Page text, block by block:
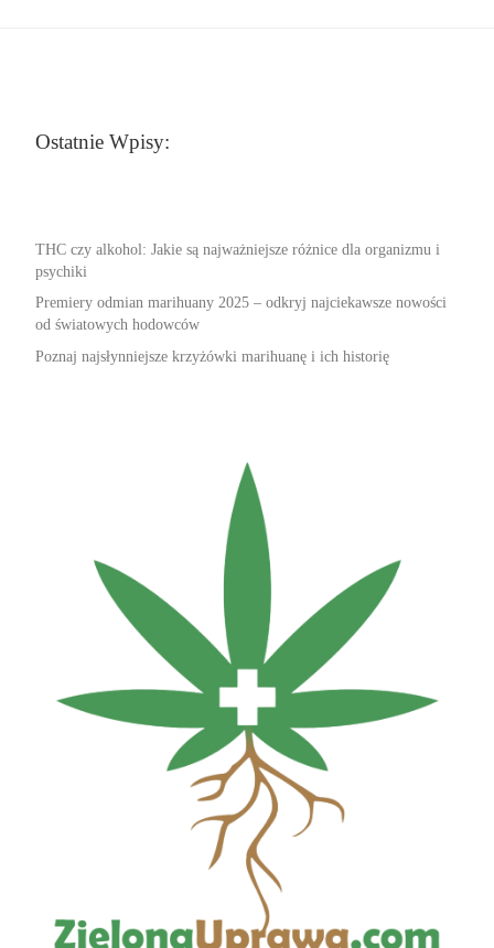
Ostatnie Wpisy:
THC czy alkohol: Jakie są najważniejsze różnice dla organizmu i
psychiki
Premiery odmian marihuany 2025 – odkryj najciekawsze nowości
od światowych hodowców
Poznaj najsłynniejsze krzyżówki marihuanę i ich historię